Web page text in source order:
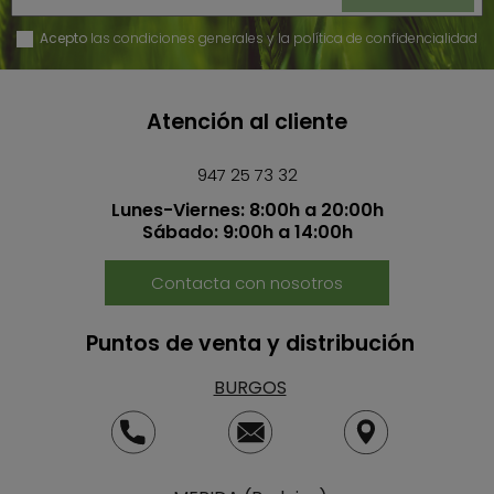
Acepto las condiciones generales y la política de confidencialidad
Atención al cliente
947 25 73 32
Lunes-Viernes: 8:00h a 20:00h
Sábado: 9:00h a 14:00h
Contacta con nosotros
Puntos de venta y distribución
BURGOS